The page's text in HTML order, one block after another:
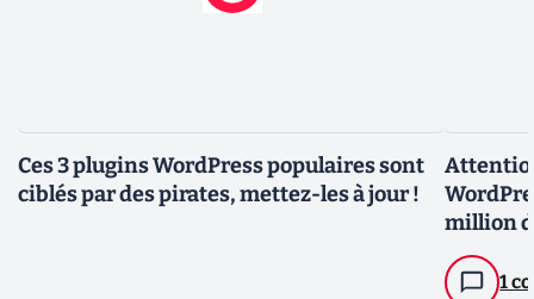
Ces 3 plugins WordPress populaires sont
ciblés par des pirates, mettez-les à jour !
million
1